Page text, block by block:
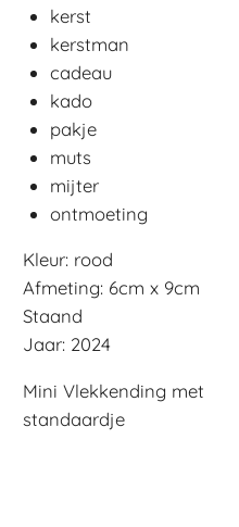
kerst
kerstman
cadeau
kado
pakje
muts
mijter
ontmoeting
Kleur: rood
Afmeting: 6cm x 9cm
Staand
Jaar: 2024
Mini Vlekkending met
standaardje